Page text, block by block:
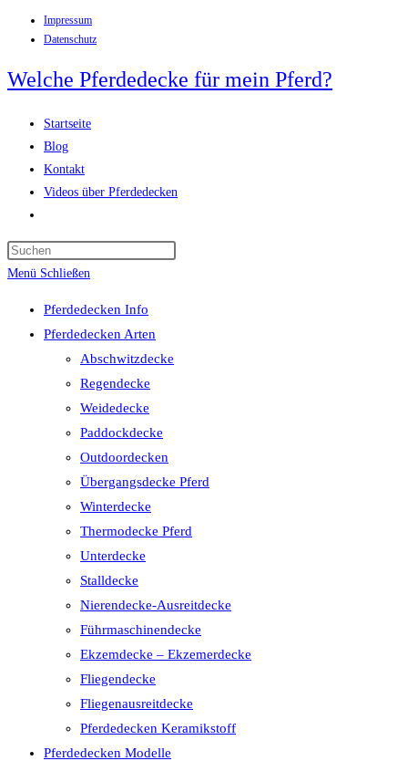
Inhalt
Impressum
Datenschutz
Welche Pferdedecke für mein Pferd?
Startseite
Blog
Kontakt
Videos über Pferdedecken
umschalten
Menü Schließen
Pferdedecken Info
Pferdedecken Arten
Abschwitzdecke
Regendecke
Weidedecke
Paddockdecke
Outdoordecken
Übergangsdecke Pferd
Winterdecke
Thermodecke Pferd
Unterdecke
Stalldecke
Nierendecke-Ausreitdecke
Führmaschinendecke
Ekzemdecke – Ekzemerdecke
Fliegendecke
Fliegenausreitdecke
Pferdedecken Keramikstoff
Pferdedecken Modelle